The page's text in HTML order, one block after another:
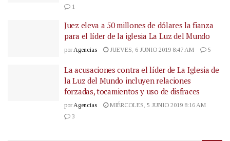
1
Juez eleva a 50 millones de dólares la fianza
para el líder de la iglesia La Luz del Mundo
porAgencias JUEVES, 6 JUNIO 2019 8:47 AM 5
La acusaciones contra el líder de La Iglesia de
la Luz del Mundo incluyen relaciones
forzadas, tocamientos y uso de disfraces
por Agencias
MIÉRCOLES, 5 JUNIO 2019 8:16 AM
3